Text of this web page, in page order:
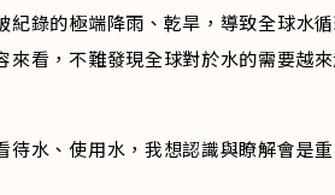
錄的極端降雨、乾旱，導致全球水
看，不難發現全球對於水的需要越
水、使用水，我想認識與瞭解會是重